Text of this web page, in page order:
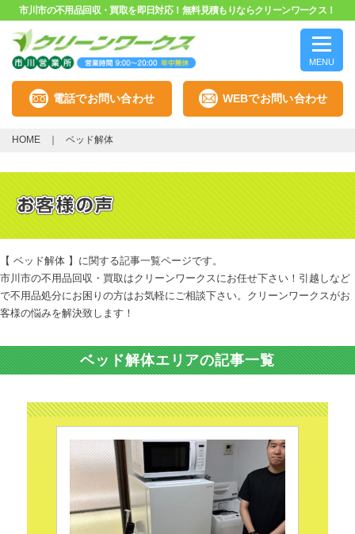
市川市の不用品回収・買取を即日対応！無料見積もりならクリーンワークス！
MENU
電話でお問い合わせ WEBでお問い合わせ
HOME ベッド解体
【 ベッド解体 】に関する記事一覧ページです。
市川市の不用品回収・買取はクリーンワークスにお任せ下さい！引越しなど
で不用品処分にお困りの方はお気軽にご相談下さい。クリーンワークスがお
客様の悩みを解決致します！
ベッド解体エリアの記事一覧